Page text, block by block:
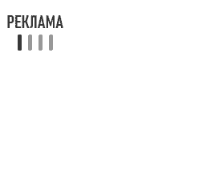
должны быть
не должен быть прерван.